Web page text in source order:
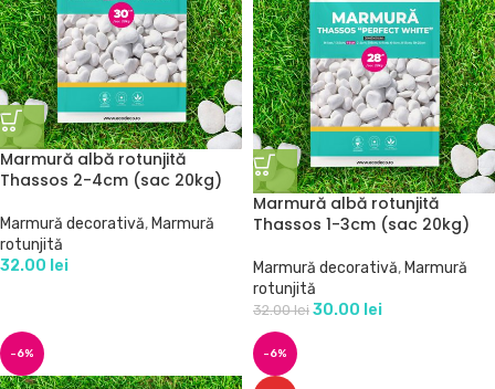
Marmură albă rotunjită
Thassos 2-4cm (sac 20kg)
Marmură decorativă, Marmură
rotunjită
32.00 lei
Marmură albă rotunjită
Thassos 1-3cm (sac 20kg)
Marmură decorativă, Marmură
rotunjită
32.00lei 30.00 lei
-6% -6%